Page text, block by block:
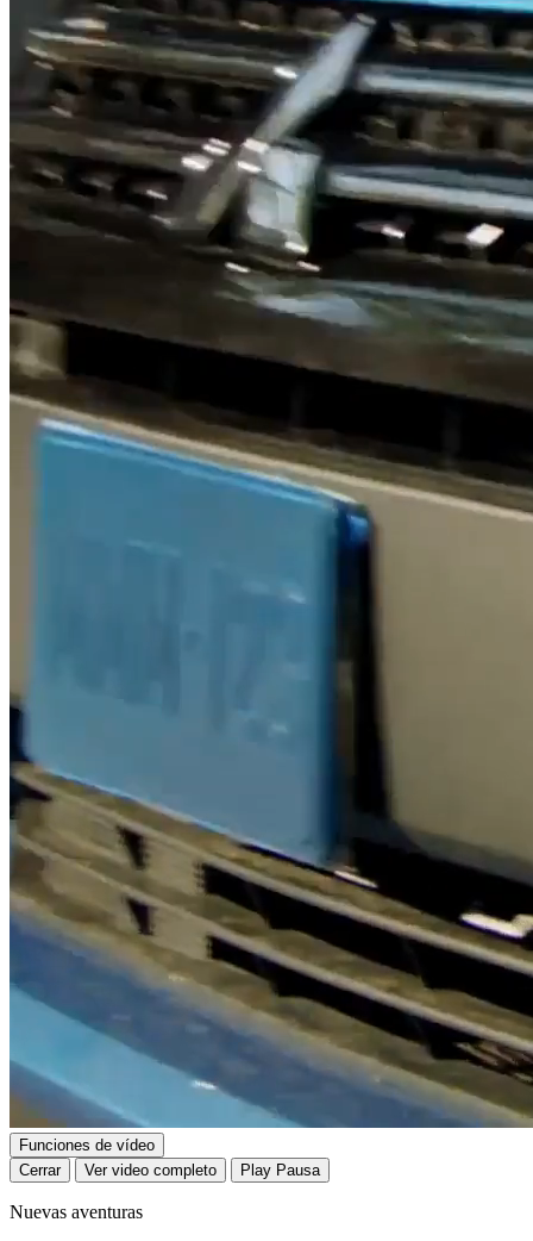
Funciones de vídeo
Cerrar
Ver video completo Play Pausa
Nuevas aventuras